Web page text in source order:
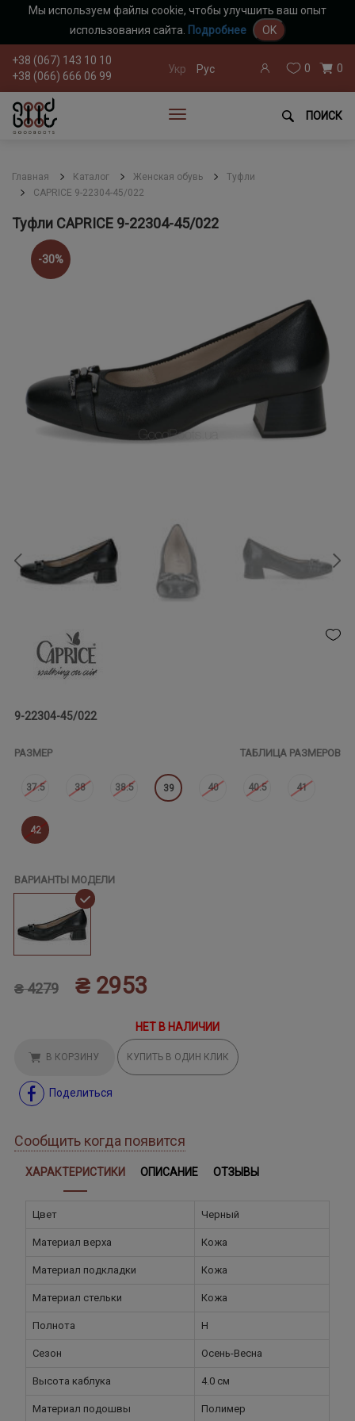
Мы используем файлы cookie, чтобы улучшить ваш опыт
использования сайта. Подробнее OK
+38 (067) 143 10 10
+38 (066) 666 06 99
Укр Рус 0 0
ПОИСК
Главная Каталог Женская обувь
Туфли
CAPRICE 9-22304-45/022
Туфли CAPRICE 9-22304-45/022
-30%
9-22304-45/022
РАЗМЕР ТАБЛИЦА РАЗМЕРОВ
37.5 38 38.5 39 40 40.5 41
42
ВАРИАНТЫ МОДЕЛИ
₴ 4279 ₴ 2953
НЕТ В НАЛИЧИИ
В КОРЗИНУ КУПИТЬ В ОДИН КЛИК
Поделиться
Сообщить когда появится
ХАРАКТЕРИСТИКИ ОПИСАНИЕ ОТЗЫВЫ
Цвет Черный
Материал верха Кожа
Материал подкладки Кожа
Материал стельки Кожа
Полнота H
Сезон Осень-Весна
Высота каблука 4.0 см
Материал подошвы Полимер